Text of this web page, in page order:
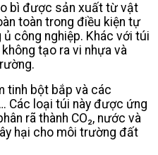
bì được sản xuất từ vật
toàn trong điều kiện tự
công nghiệp. Khác với túi
tạo ra vi nhựa và
tinh bột bắp và các
Các loại túi này được ứng
rã thành CO₂, nước và
hại cho môi trường đất